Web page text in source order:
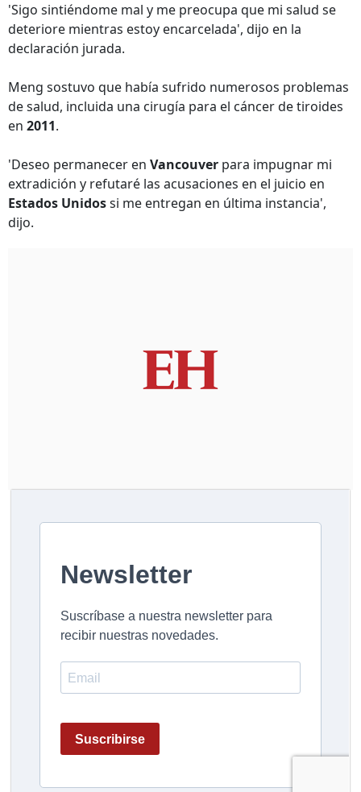
'Sigo sintiéndome mal y me preocupa que mi salud se
deteriore mientras estoy encarcelada', dijo en la
declaración jurada.
Meng sostuvo que había sufrido numerosos problemas
de salud, incluida una cirugía para el cáncer de tiroides
en 2011.
'Deseo permanecer en Vancouver para impugnar mi
extradición y refutaré las acusaciones en el juicio en
Estados Unidossi me entregan en última instancia',
dijo.